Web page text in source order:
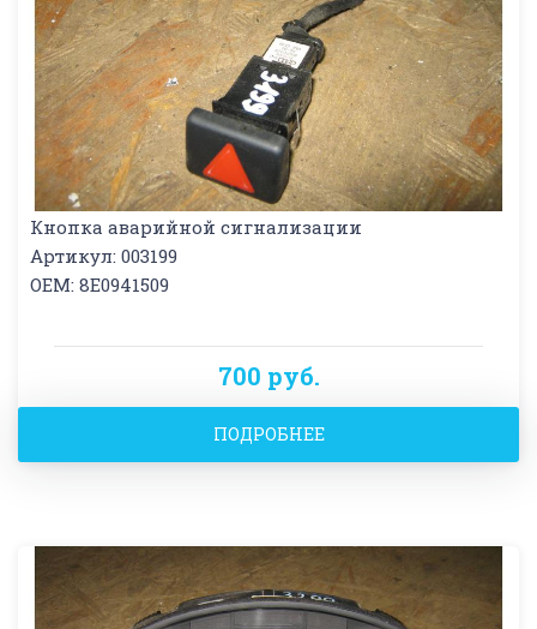
Кнопка аварийной сигнализации
Артикул: 003199
OEM: 8E0941509
700 руб.
ПОДРОБНЕЕ